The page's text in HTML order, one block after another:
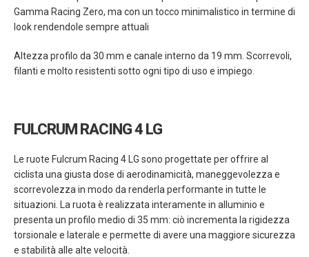
Gamma Racing Zero, ma con un tocco minimalistico in termine di
look rendendole sempre attuali
Altezza profilo da 30 mm e canale interno da 19 mm. Scorrevoli,
filanti e molto resistenti sotto ogni tipo di uso e impiego.
FULCRUM RACING 4 LG
Le ruote Fulcrum Racing 4 LG sono progettate per offrire al
ciclista una giusta dose di aerodinamicità, maneggevolezza e
scorrevolezza in modo da renderla performante in tutte le
situazioni. La ruota è realizzata interamente in alluminio e
presenta un profilo medio di 35 mm: ciò incrementa la rigidezza
torsionale e laterale e permette di avere una maggiore sicurezza
e stabilità alle alte velocità.